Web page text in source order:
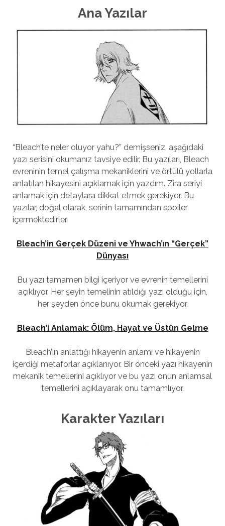
Ana Yazılar
“Bleach’te neler oluyor yahu?” demişseniz, aşağıdaki
yazı serisini okumanız tavsiye edilir. Bu yazıları, Bleach
evreninin temel çalışma mekaniklerini ve örtülü yollarla
anlatılan hikayesini açıklamak için yazdım. Zira seriyi
anlamak için detaylara dikkat etmek gerekiyor. Bu
yazılar, doğal olarak, serinin tamamından spoiler
içermektedirler.
Bleach’in Gerçek Düzeni ve Yhwach’ın “Gerçek”
Dünyası
Bu yazı tamamen bilgi içeriyor ve evrenin temellerini
açıklıyor. Her şeyin temelinin atıldığı yazı olduğu için,
her şeyden önce bunu okumak gerekiyor.
Bleach’i Anlamak: Ölüm, Hayat ve Üstün Gelme
Bleach’in anlattığı hikayenin anlamı ve hikayenin
içerdiği metaforlar açıklanıyor. Bir önceki yazı hikayenin
mekanik temellerini açıklıyor ve bu yazı onun anlamsal
temellerini açıklayarak onu tamamlıyor.
Karakter Yazıları